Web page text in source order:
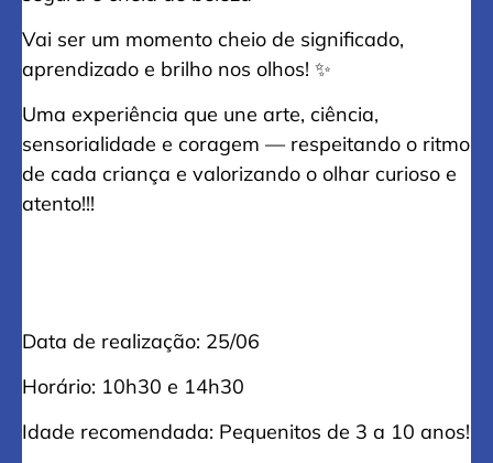
Vai ser um momento cheio de significado,
aprendizado e brilho nos olhos! ✨
Uma experiência que une arte, ciência,
sensorialidade e coragem — respeitando o ritmo
de cada criança e valorizando o olhar curioso e
atento!!!
Data de realização: 25/06
Horário: 10h30 e 14h30
Idade recomendada: Pequenitos de 3 a 10 anos!